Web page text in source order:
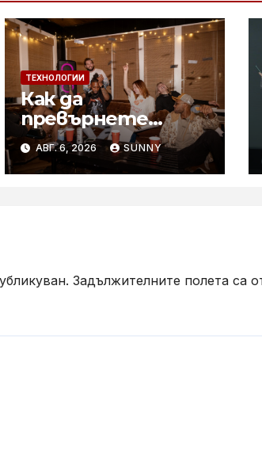
ТЕХНОЛОГИИ
Как да
превърнете
летните
събирания в купон
с караоке система
АВГ. 6, 2026 SUNNY
Задължителните полета са